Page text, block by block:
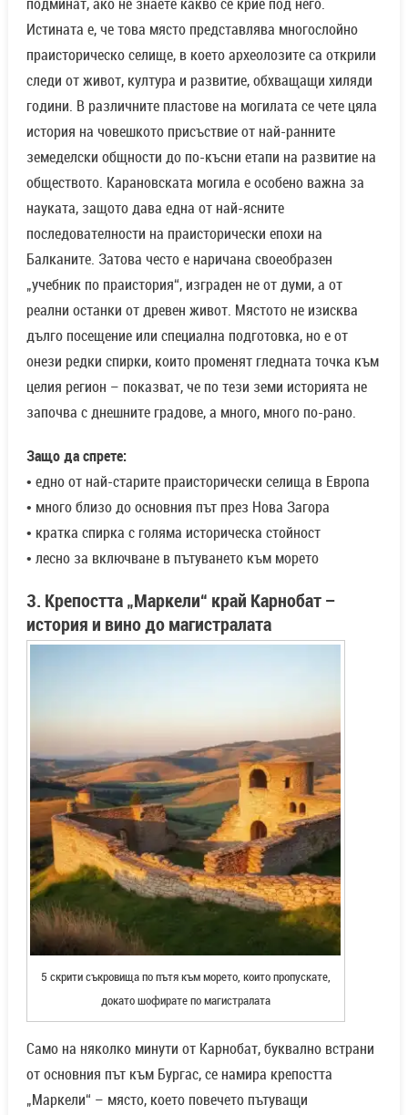
Истината е, че това място представлява многослойно
праисторическо селище, в което археолозите са открили
следи от живот, култура и развитие, обхващащи хиляди
години. В различните пластове на могилата се чете цяла
история на човешкото присъствие от най-ранните
земеделски общности до по-късни етапи на развитие на
обществото. Карановската могила е особено важна за
науката, защото дава една от най-ясните
последователности на праисторически епохи на
Балканите. Затова често е наричана своеобразен
„учебник по праистория“, изграден не от думи, а от
реални останки от древен живот. Мястото не изисква
дълго посещение или специална подготовка, но е от
онези редки спирки, които променят гледната точка към
целия регион – показват, че по тези земи историята не
започва с днешните градове, а много, много по-рано.
Защо да спрете:
• едно от най-старите праисторически селища в Европа
• много близо до основния път през Нова Загора
• кратка спирка с голяма историческа стойност
• лесно за включване в пътуването към морето
3. Крепостта „Маркели“ край Карнобат –
история и вино до магистралата
5 скрити съкровища по пътя към морето, които пропускате,
докато шофирате по магистралата
Само на няколко минути от Карнобат, буквално встрани
от основния път към Бургас, се намира крепостта
„Маркели“ – място, което повечето пътуващи